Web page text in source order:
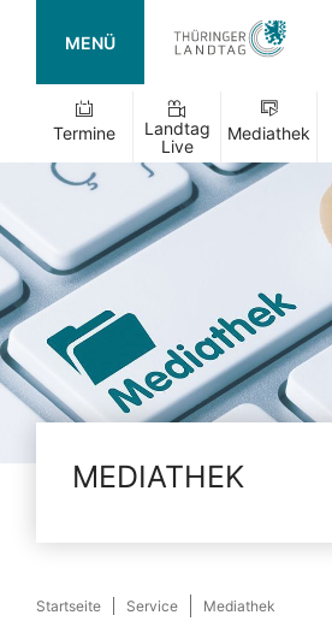
MENÜ
Termine
Landtag
Live
Mediathek
MEDIATHEK
Startseite Service Mediathek